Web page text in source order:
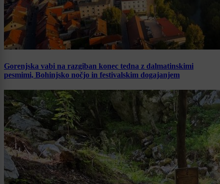
Gorenjska vabi na razgiban konec tedna z dalmatinskimi
pesmimi, Bohinjsko nočjo in festivalskim dogajanjem